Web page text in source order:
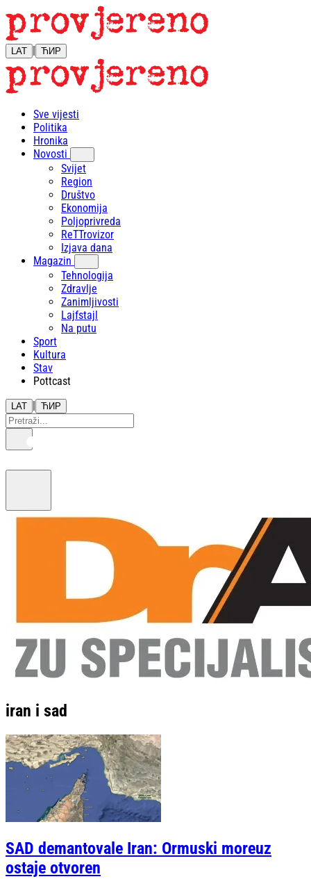
LAT | ЋИР
Sve vijesti
Politika
Hronika
Novosti
Svijet
Region
Društvo
Ekonomija
Poljoprivreda
ReTTrovizor
Izjava dana
Magazin
Tehnologija
Zdravlje
Zanimljivosti
Lajfstajl
Na putu
Sport
Kultura
Stav
Pottcast
LAT | ЋИР
iran i sad
SAD demantovale Iran: Ormuski moreuz
ostaje otvoren